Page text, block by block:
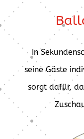
In
seine Gäste
sorgt dafür,